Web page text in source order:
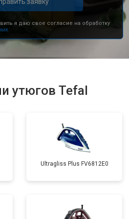
я даю свое согласие на обработку
утюгов Tefal
Ultragliss Plus FV6812E0